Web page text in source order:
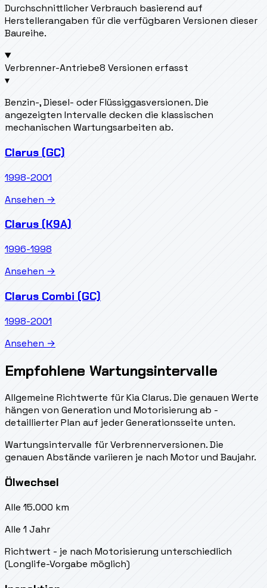
Durchschnittlicher Verbrauch basierend auf
Herstellerangaben für die verfügbaren Versionen dieser
Baureihe.
Verbrenner-Antriebe8 Versionen erfasst
▾
Benzin-, Diesel- oder Flüssiggasversionen. Die
angezeigten Intervalle decken die klassischen
mechanischen Wartungsarbeiten ab.
Clarus (GC)
1998-2001
Ansehen →
Clarus (K9A)
1996-1998
Ansehen →
Clarus Combi (GC)
1998-2001
Ansehen →
Empfohlene Wartungsintervalle
Allgemeine Richtwerte für Kia Clarus. Die genauen Werte
hängen von Generation und Motorisierung ab -
detaillierter Plan auf jeder Generationsseite unten.
Wartungsintervalle für Verbrennerversionen. Die
genauen Abstände variieren je nach Motor und Baujahr.
Ölwechsel
Alle 15.000 km
Alle 1 Jahr
Richtwert - je nach Motorisierung unterschiedlich
(Longlife-Vorgabe möglich)